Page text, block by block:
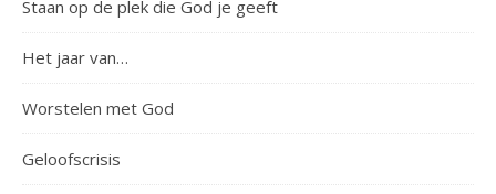
Staan op de plek die God je geeft
Het jaar van…
Worstelen met God
Geloofscrisis